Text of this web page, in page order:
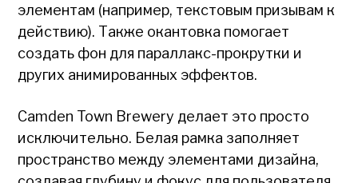
элементам (например, текстовым призывам к
действию). Также окантовка помогает
создать фон для параллакс-прокрутки и
других анимированных эффектов.
Camden Town Brewery делает это просто
исключительно. Белая рамка заполняет
пространство между элементами дизайна,